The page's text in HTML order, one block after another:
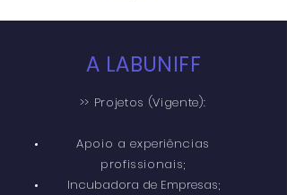
A LABUNIFF
>> Projetos (Vigente):
Apoio a experiências
profissionais;
Incubadora de Empresas;